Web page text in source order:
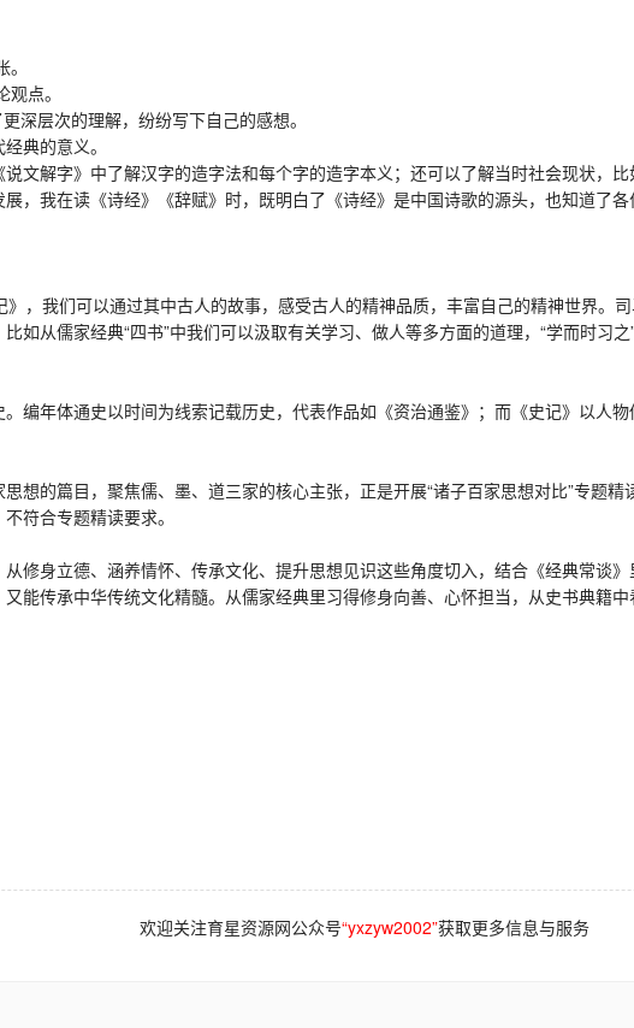
点。
层次的理解，纷纷写下自己的感想。
典的意义。
解字》中了解汉字的造字法和每个字的造字本义；还可以了解当时社会现状，比
我在读《诗经》《辞赋》时，既明白了《诗经》是中国诗歌的源头，也知道了
我们可以通过其中古人的故事，感受古人的精神品质，丰富自己的精神世界。司
从儒家经典“四书”中我们可以汲取有关学习、做人等多方面的道理，“学而时习之
年体通史以时间为线索记载历史，代表作品如《资治通鉴》；而《史记》以人
的篇目，聚焦儒、墨、道三家的核心主张，正是开展“诸子百家思想对比”专题
符合专题精读要求。
身立德、涵养情怀、传承文化、提升思想见识这些角度切入，结合《经典常谈》
传承中华传统文化精髓。从儒家经典里习得修身向善、心怀担当，从史书典籍
欢迎关注育星资源网公众号“yxzyw2002”获取更多信息与服务